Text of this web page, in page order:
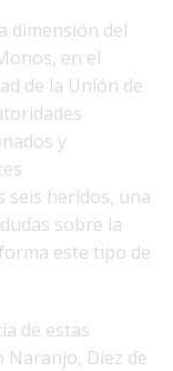
dimensión del
en el
de la Unión de
y
seis heridos, una
sobre la
este tipo de
de estas
Naranjo, Diez de